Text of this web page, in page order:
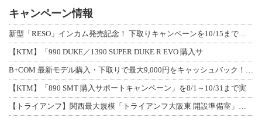
キャンペーン情報
【KTM】「990 DUKE／1390 SUPER DUKE R EVO 購入サ
【KTM】「890 SMT 購入サポートキャンペーン」を8/1～10/31まで実